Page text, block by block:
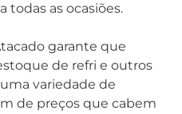
todas as ocasiões.
garante que
de refri e outros
variedade de
de preços que cabem